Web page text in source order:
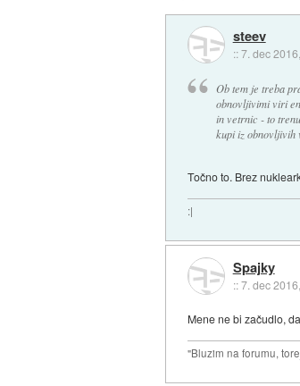
steev
::7. dec
Ob tem je treba
obnovljivimi viri
in vetrnic - to
kupi iz obnovljivih
Točno to. Brez
:|
Spajky
::7. dec
Mene ne bi začudlo,
"Bluzim na forumu,